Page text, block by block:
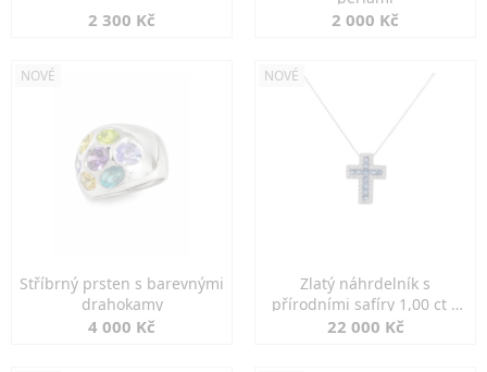
2 300 Kč 2 000 Kč
NOVÉ
Stříbrný prsten s barevnými
drahokamy
4 000 Kč
NOVÉ
Zlatý náhrdelník s
přírodními safíry 1,00 ct a
diamanty
22 000 Kč